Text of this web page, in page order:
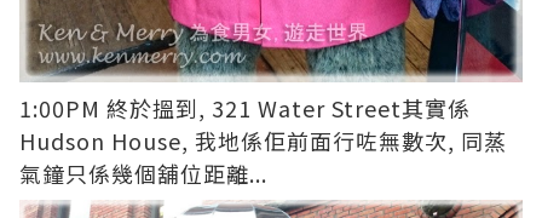
1:00PM 終於搵到, 321 Water Street其實係
Hudson House, 我地係佢前面行咗無數次, 同蒸
氣鐘只係幾個舖位距離...